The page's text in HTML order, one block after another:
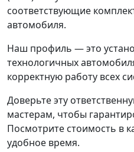
соответствующие
автомобиля.
Наш профиль — это
технологичных
корректную работу всех
Доверьте эту
мастерам, чтобы
Посмотрите стоимость в
удобное время.